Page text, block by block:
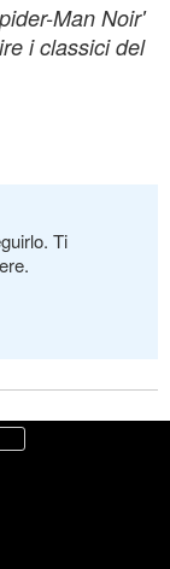
Man Noir'
i classici del
Ti